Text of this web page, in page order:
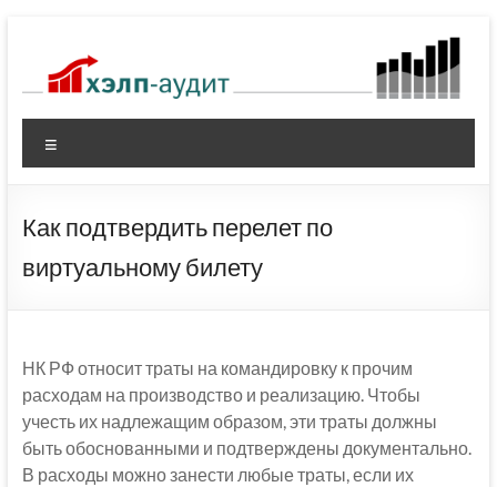
содержимому
Как подтвердить перелет по
виртуальному билету
НК РФ относит траты на командировку к прочим
расходам на производство и реализацию. Чтобы
учесть их надлежащим образом, эти траты должны
быть обоснованными и подтверждены документально.
В расходы можно занести любые траты, если их